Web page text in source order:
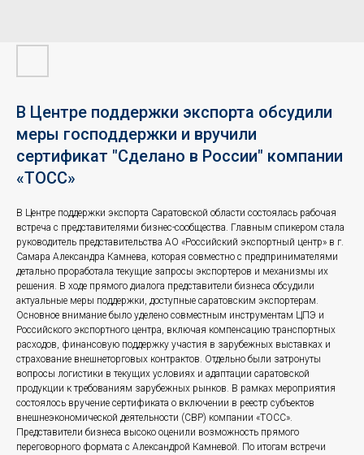
В Центре поддержки экспорта обсудили
меры господдержки и вручили
сертификат "Сделано в России" компании
«ТОСС»
В Центре поддержки экспорта Саратовской области состоялась рабочая
встреча с представителями бизнес-сообщества. Главным спикером стала
руководитель представительства АО «Российский экспортный центр» в г.
Самара Александра Камнева, которая совместно с предпринимателями
детально проработала текущие запросы экспортеров и механизмы их
решения. В ходе прямого диалога представители бизнеса обсудили
актуальные меры поддержки, доступные саратовским экспортерам.
Основное внимание было уделено совместным инструментам ЦПЭ и
Российского экспортного центра, включая компенсацию транспортных
расходов, финансовую поддержку участия в зарубежных выставках и
страхование внешнеторговых контрактов. Отдельно были затронуты
вопросы логистики в текущих условиях и адаптации саратовской
продукции к требованиям зарубежных рынков. В рамках мероприятия
состоялось вручение сертификата о включении в реестр субъектов
внешнеэкономической деятельности (СВР) компании «ТОСС».
Представители бизнеса высоко оценили возможность прямого
переговорного формата с Александрой Камневой. По итогам встречи